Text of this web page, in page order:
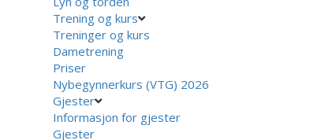
Trening og kurs
Treninger og kurs
Dametrening
Priser
Nybegynnerkurs (VTG) 2026
Gjester
Informasjon for gjester
Gjester